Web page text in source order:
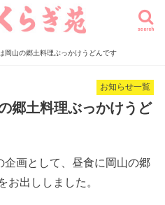
search
岡山の郷土料理ぶっかけうどんです
お知らせ一覧
郷土料理ぶっかけうど
画として、昼食に岡山の郷
お出ししました。